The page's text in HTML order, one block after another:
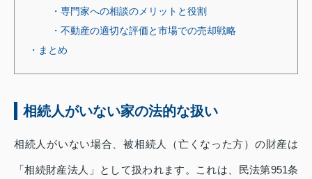
・専門家への相談のメリットと役割
・不動産の適切な評価と市場での売却戦略
・まとめ
相続人がいない家の法的な扱い
相続人がいない場合、被相続人（亡くなった方）の財産は
「相続財産法人」として扱われます。これは、民法第951条